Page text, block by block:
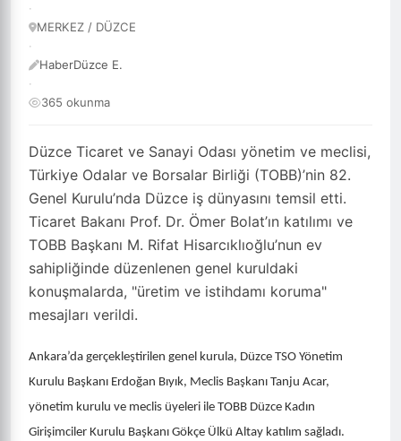
Düzce Ticaret ve Sanayi Odası yönetim ve meclisi,
Türkiye Odalar ve Borsalar Birliği (TOBB)’nin 82.
Genel Kurulu’nda Düzce iş dünyasını temsil etti.
Ticaret Bakanı Prof. Dr. Ömer Bolat’ın katılımı ve
TOBB Başkanı M. Rifat Hisarcıklıoğlu’nun ev
sahipliğinde düzenlenen genel kuruldaki
konuşmalarda, "üretim ve istihdamı koruma"
mesajları verildi.
·
MERKEZ / DÜZCE
·
HaberDüzce E.
·
365 okunma
Ankara’da gerçekleştirilen genel kurula, Düzce TSO Yönetim
Kurulu Başkanı Erdoğan Bıyık, Meclis Başkanı Tanju Acar,
yönetim kurulu ve meclis üyeleri ile TOBB Düzce Kadın
Girişimciler Kurulu Başkanı Gökçe Ülkü Altay katılım sağladı.